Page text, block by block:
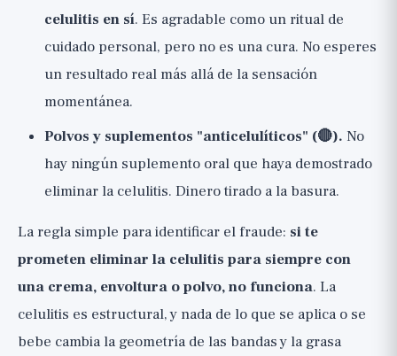
celulitis en sí. Es agradable como un ritual de
cuidado personal, pero no es una cura. No esperes
un resultado real más allá de la sensación
momentánea.
Polvos y suplementos "anticelulíticos" (🔴). No
hay ningún suplemento oral que haya demostrado
eliminar la celulitis. Dinero tirado a la basura.
La regla simple para identificar el fraude: si te
prometen eliminar la celulitis para siempre con
una crema, envoltura o polvo, no funciona. La
celulitis es estructural, y nada de lo que se aplica o se
bebe cambia la geometría de las bandas y la grasa